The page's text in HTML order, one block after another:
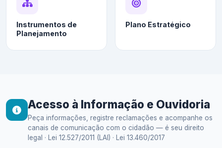
Instrumentos de
Planejamento
Plano Estratégico
Acesso à Informação e Ouvidoria
Peça informações, registre reclamações e acompanhe os
canais de comunicação com o cidadão — é seu direito
legal · Lei 12.527/2011 (LAI) · Lei 13.460/2017